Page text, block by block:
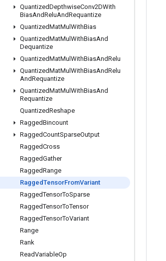
QuantizedDepthwiseConv2DWith
BiasAndReluAndRequantize
QuantizedMatMul WithBias
QuantizedMatMul WithBiasAnd
Dequantize
QuantizedMatMul WithBiasAndRelu
QuantizedMatMul WithBiasAndRelu
AndRequantize
QuantizedMatMul WithBiasAnd
Requantize
QuantizedReshape
RaggedBincount
RaggedCountSparseOutput
RaggedCross
RaggedGather
RaggedRange
RaggedTensorFromVariant
RaggedTensorToSparse
RaggedTensorToTensor
RaggedTensorToVariant
Range
Rank
ReadVariableOp